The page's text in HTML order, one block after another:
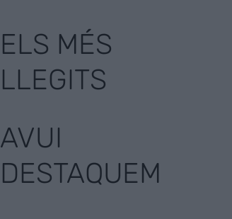
ELS MÉS
LLEGITS
AVUI
DESTAQUEM